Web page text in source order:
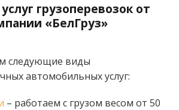
грузоперевозок от
«БелГруз»
следующие виды
автомобильных услуг:
– работаем с грузом весом от 50